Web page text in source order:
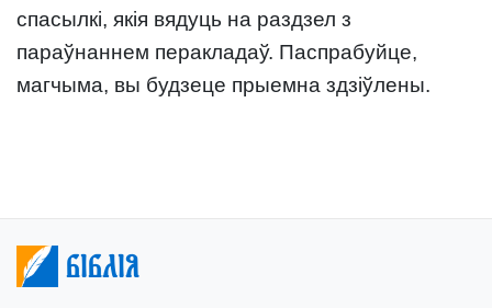
спасылкі, якія вядуць на раздзел з
параўнаннем перакладаў. Паспрабуйце,
магчыма, вы будзеце прыемна здзіўлены.
Біблія